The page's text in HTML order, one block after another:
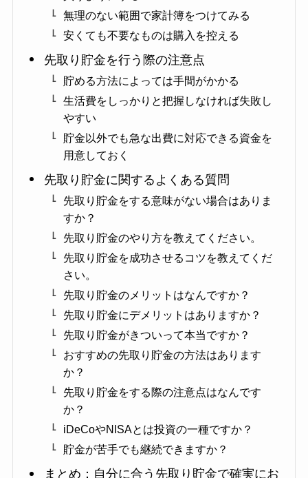
無理のない範囲で家計簿をつけてみる
安くても不要なものは購入を控える
先取り貯金を行う際の注意点
貯める方法によっては手間がかかる
生活費をしっかりと把握しなければ失敗し
やすい
貯金以外でも急な出費に対応できる資金を
用意しておく
先取り貯金に関するよくある質問
先取り貯金をする意味がない場合はありま
すか？
先取り貯金のやり方を教えてください。
先取り貯金を成功させるコツを教えてくだ
さい。
先取り貯金のメリットはなんですか？
先取り貯金にデメリットはありますか？
先取り貯金がきついって本当ですか？
おすすめの先取り貯金の方法はあります
か？
先取り貯金をする際の注意点はなんです
か？
iDeCoやNISAとは投資の一種ですか？
貯金が苦手でも継続できますか？
まとめ：自分に合う先取り貯金で確実にお